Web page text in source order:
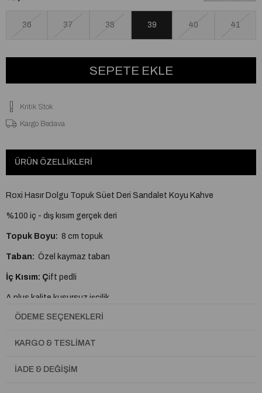
36 37 38 39 40 41
Kritik Stok
Kargo Bedava
ÜRÜN ÖZELLIKLERI
Roxi Hasır Dolgu Topuk Süet Deri Sandalet Koyu Kahve
%100 iç - dış kısım gerçek deri
Topuk Boyu: 8 cm topuk
Taban: Özel kaymaz taban
İç Kısım: Çift pedli
A plus kalite kusursuz işçilik
Tam Kalıptır.
Gerçek deri topuklu sandaletler, kalite ve konfor açısından birçok
sahiptir. İşte başlıca özellikleri:
ÖDEME SEÇENEKLERI
KARGO & TESLIMAT
İADE & DEĞIŞIM